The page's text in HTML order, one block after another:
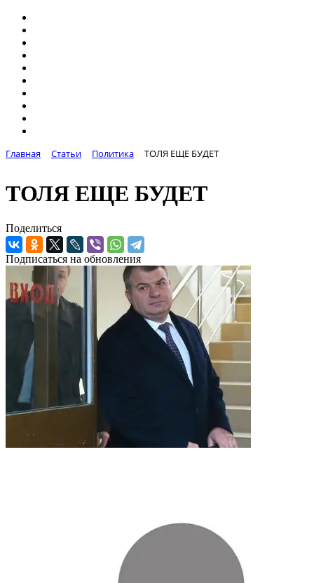
Главная Статьи Политика ТОЛЯ ЕЩЕ БУДЕТ
ТОЛЯ ЕЩЕ БУДЕТ
Поделиться
Подписаться на обновления